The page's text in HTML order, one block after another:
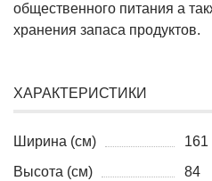
общественного питания а
хранения запаса продуктов.
ХАРАКТЕРИСТИКИ
Ширина (см)
161
Высота (см)
84